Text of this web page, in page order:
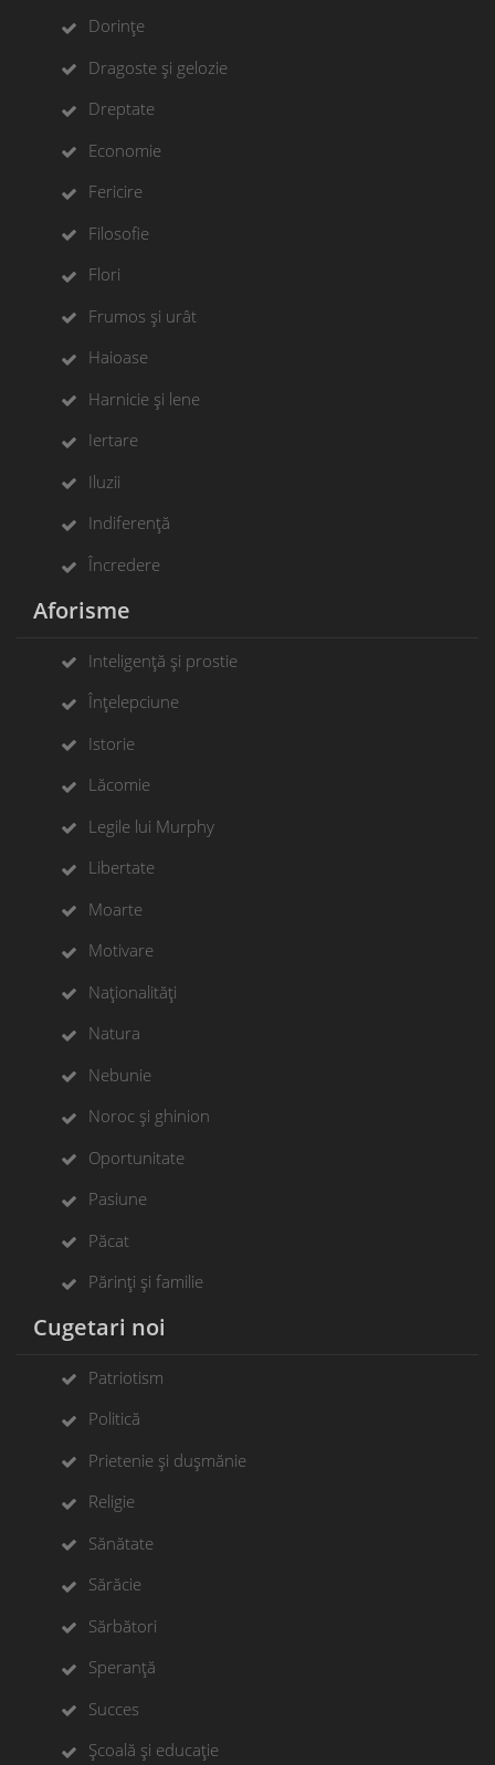
Dorințe
Dragoste și gelozie
Dreptate
Economie
Fericire
Filosofie
Flori
Frumos și urât
Haioase
Harnicie și lene
Iertare
Iluzii
Indiferență
Încredere
Aforisme
Inteligență și prostie
Înțelepciune
Istorie
Lăcomie
Legile lui Murphy
Libertate
Moarte
Motivare
Naționalități
Natura
Nebunie
Noroc și ghinion
Oportunitate
Pasiune
Păcat
Părinți și familie
Cugetari noi
Patriotism
Politică
Prietenie și dușmănie
Religie
Sănătate
Sărăcie
Sărbători
Speranță
Succes
Școală și educație